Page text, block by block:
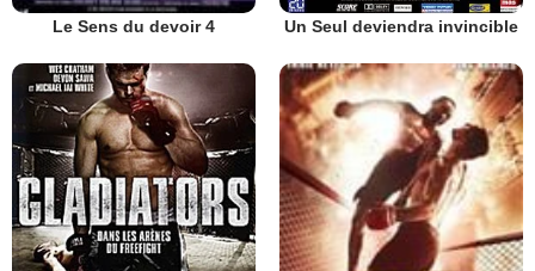
Le Sens du devoir 4 Un Seul deviendra invincible